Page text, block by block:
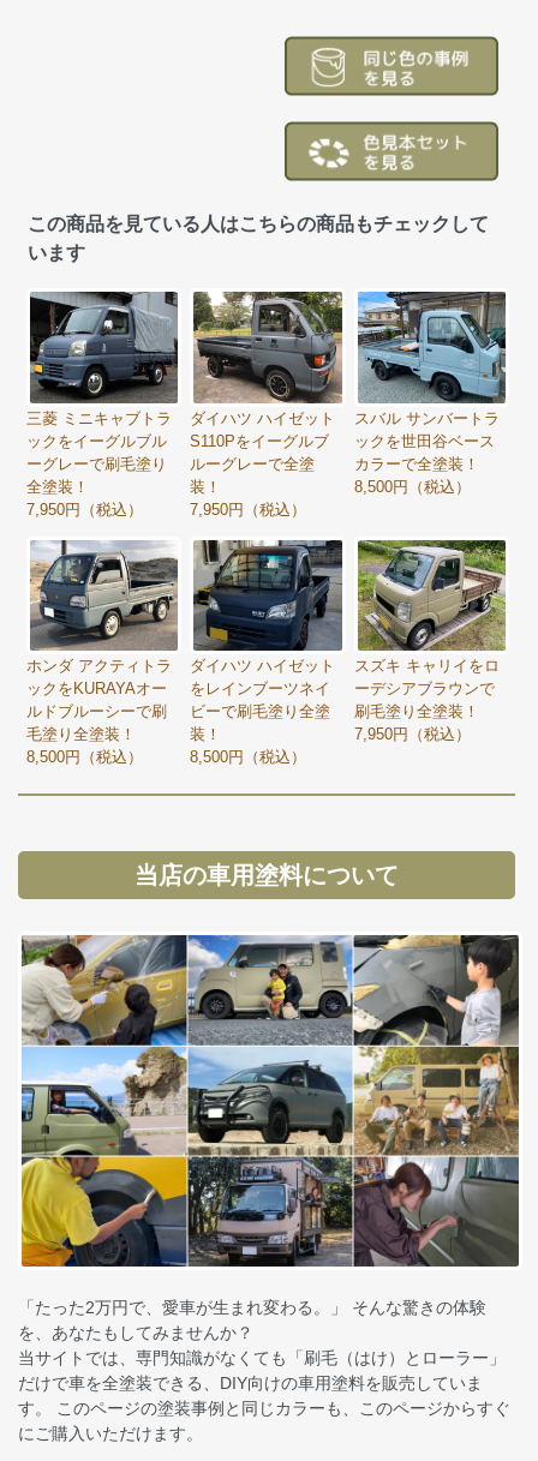
この商品を見ている人はこちらの商品もチェックして
います
三菱 ミニキャブトラ
ックをイーグルブル
ーグレーで刷毛塗り
全塗装！
7,950円（税込）
ダイハツ ハイゼット
S110Pをイーグルブ
ルーグレーで全塗
装！
7,950円（税込）
スバル サンバートラ
ックを世田谷ベース
カラーで全塗装！
8,500円（税込）
ホンダ アクティトラ
ックをKURAYAオー
ルドブルーシーで刷
毛塗り全塗装！
8,500円（税込）
ダイハツ ハイゼット
をレインブーツネイ
ビーで刷毛塗り全塗
装！
8,500円（税込）
スズキ キャリイをロ
ーデシアブラウンで
刷毛塗り全塗装！
7,950円（税込）
当店の車用塗料について
「たった2万円で、愛車が生まれ変わる。」 そんな驚きの体験
を、あなたもしてみませんか？
当サイトでは、専門知識がなくても「刷毛（はけ）とローラー」
だけで車を全塗装できる、DIY向けの車用塗料を販売していま
す。 このページの塗装事例と同じカラーも、このページからすぐ
にご購入いただけます。